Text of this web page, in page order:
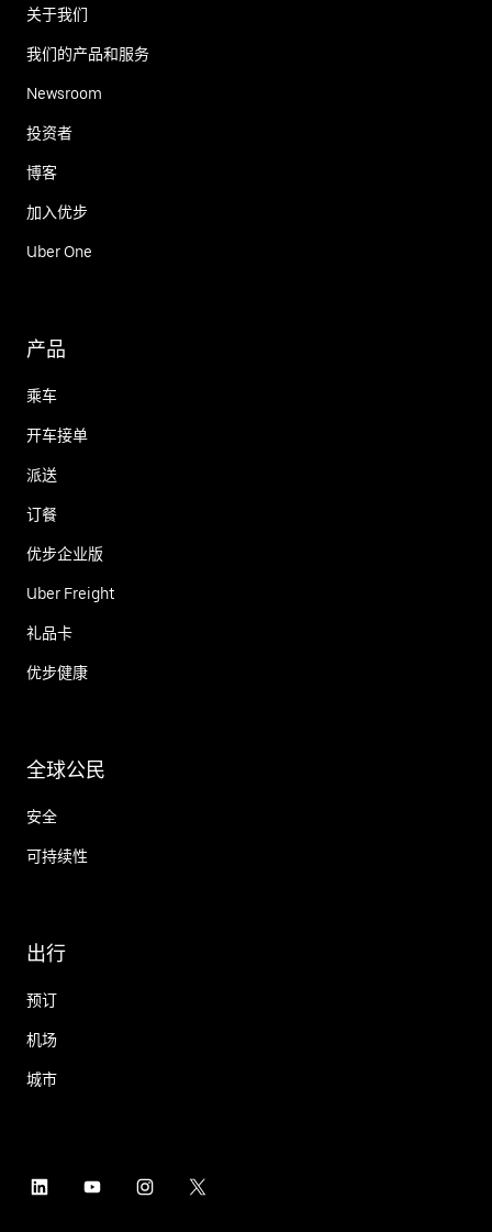
关于我们
我们的产品和服务
Newsroom
投资者
博客
加入优步
Uber One
产品
乘车
开车接单
派送
订餐
优步企业版
Uber Freight
礼品卡
优步健康
全球公民
安全
可持续性
出行
预订
机场
城市